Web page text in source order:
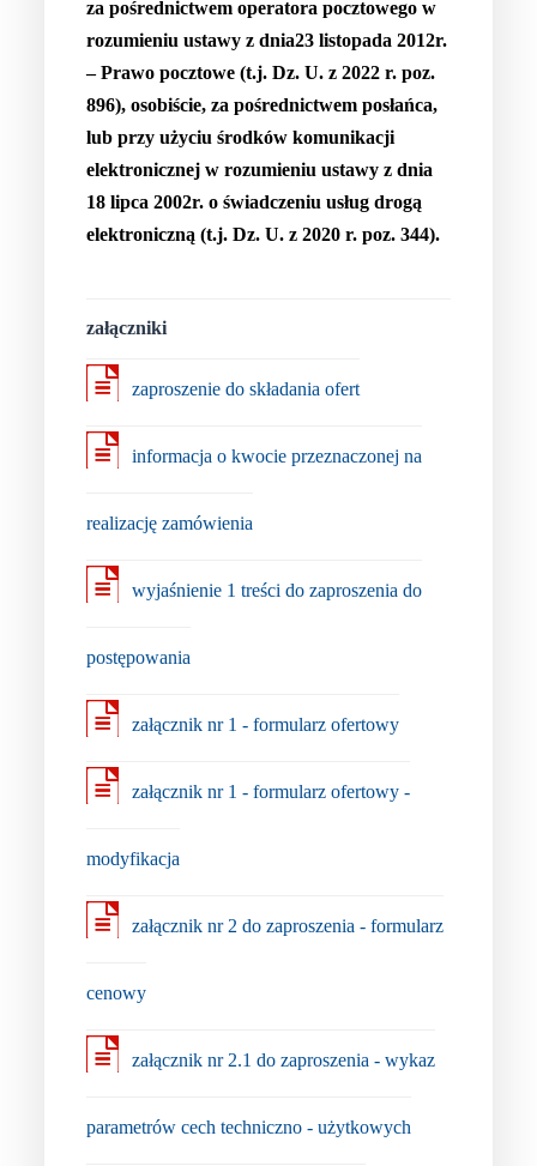
za pośrednictwem operatora pocztowego w
rozumieniu ustawy z dnia23 listopada 2012r.
– Prawo pocztowe (t.j. Dz. U. z 2022 r. poz.
896), osobiście, za pośrednictwem posłańca,
lub przy użyciu środków komunikacji
elektronicznej w rozumieniu ustawy z dnia
18 lipca 2002r. o świadczeniu usług drogą
elektroniczną (t.j. Dz. U. z 2020 r. poz. 344).
załączniki
zaproszenie do składania ofert
informacja o kwocie przeznaczonej na
realizację zamówienia
wyjaśnienie 1 treści do zaproszenia do
postępowania
załącznik nr 1 - formularz ofertowy
załącznik nr 1 - formularz ofertowy -
modyfikacja
załącznik nr 2 do zaproszenia - formularz
cenowy
załącznik nr 2.1 do zaproszenia - wykaz
parametrów cech techniczno - użytkowych